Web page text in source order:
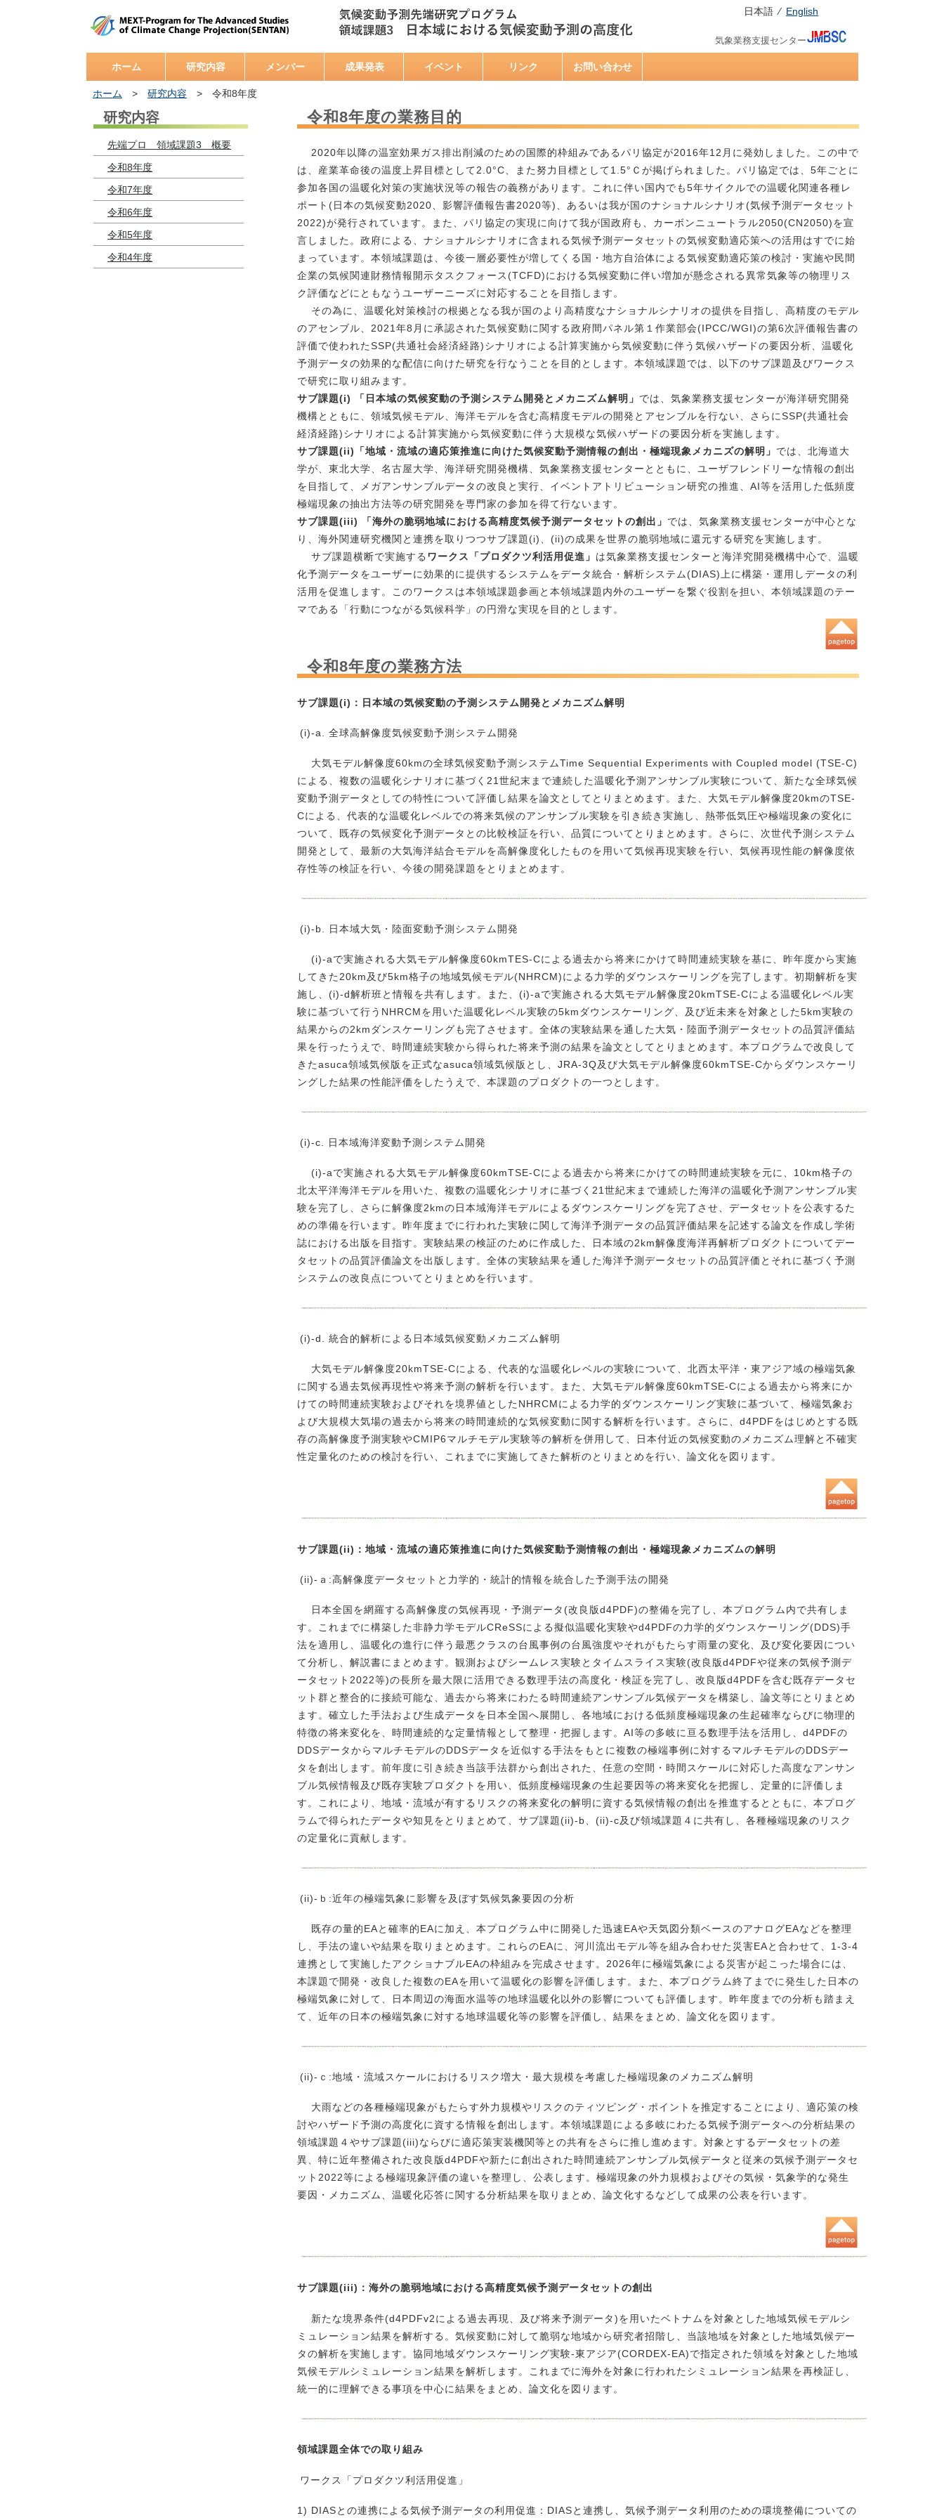
日本語 ⁄ English
気象業務支援センター
ホーム 研究内容 メンバー 成果発表 イベント リンク お問い合わせ
ホーム > 研究内容 > 令和8年度
令和8年度の業務目的
2020年以降の温室効果ガス排出削減のための国際的枠組みであるパリ協定が2016年12月に発効しました。この中で
は、産業革命後の温度上昇目標として2.0°C、また努力目標として1.5°Ｃが掲げられました。パリ協定では、5年ごとに
参加各国の温暖化対策の実施状況等の報告の義務があります。これに伴い国内でも5年サイクルでの温暖化関連各種レ
ポート(日本の気候変動2020、影響評価報告書2020等)、あるいは我が国のナショナルシナリオ(気候予測データセット
2022)が発行されています。また、パリ協定の実現に向けて我が国政府も、カーボンニュートラル2050(CN2050)を宣
言しました。政府による、ナショナルシナリオに含まれる気候予測データセットの気候変動適応策への活用はすでに始
まっています。本領域課題は、今後一層必要性が増してくる国・地方自治体による気候変動適応策の検討・実施や民間
企業の気候関連財務情報開示タスクフォース(TCFD)における気候変動に伴い増加が懸念される異常気象等の物理リス
ク評価などにともなうユーザーニーズに対応することを目指します。
その為に、温暖化対策検討の根拠となる我が国のより高精度なナショナルシナリオの提供を目指し、高精度のモデル
のアセンブル、2021年8月に承認された気候変動に関する政府間パネル第１作業部会(IPCC/WGI)の第6次評価報告書の
評価で使われたSSP(共通社会経済経路)シナリオによる計算実施から気候変動に伴う気候ハザードの要因分析、温暖化
予測データの効果的な配信に向けた研究を行なうことを目的とします。本領域課題では、以下のサブ課題及びワークス
で研究に取り組みます。
サブ課題(i) 「日本域の気候変動の予測システム開発とメカニズム解明」 では、気象業務支援センターが海洋研究開発
機構とともに、領域気候モデル、海洋モデルを含む高精度モデルの開発とアセンブルを行ない、さらにSSP(共通社会
経済経路)シナリオによる計算実施から気候変動に伴う大規模な気候ハザードの要因分析を実施します。
サブ課題(ii)「地域・流域の適応策推進に向けた気候変動予測情報の創出・極端現象メカニズの解明」 では、北海道大
学が、東北大学、名古屋大学、海洋研究開発機構、気象業務支援センターとともに、ユーザフレンドリーな情報の創出
を目指して、メガアンサンブルデータの改良と実行、イベントアトリビューション研究の推進、AI等を活用した低頻度
極端現象の抽出方法等の研究開発を専門家の参加を得て行ないます。
サブ課題(iii) 「海外の脆弱地域における高精度気候予測データセットの創出」 では、気象業務支援センターが中心とな
り、海外関連研究機関と連携を取りつつサブ課題(i)、(ii)の成果を世界の脆弱地域に還元する研究を実施します。
サブ課題横断で実施する ワークス「プロダクツ利活用促進」 は気象業務支援センターと海洋究開発機構中心で、温暖
化予測データをユーザーに効果的に提供するシステムをデータ統合・解析システム(DIAS)上に構築・運用しデータの利
活用を促進します。このワークスは本領域課題参画と本領域課題内外のユーザーを繋ぐ役割を担い、本領域課題のテー
マである「行動につながる気候科学」の円滑な実現を目的とします。
令和8年度の業務方法
サブ課題(i)：日本域の気候変動の予測システム開発とメカニズム解明
(i)-a. 全球高解像度気候変動予測システム開発
大気モデル解像度60kmの全球気候変動予測システムTime Sequential Experiments with Coupled model (TSE-C)
による、複数の温暖化シナリオに基づく21世紀末まで連続した温暖化予測アンサンブル実験について、新たな全球気候
変動予測データとしての特性について評価し結果を論文としてとりまとめます。また、大気モデル解像度20kmのTSE-
Cによる、代表的な温暖化レベルでの将来気候のアンサンブル実験を引き続き実施し、熱帯低気圧や極端現象の変化に
ついて、既存の気候変化予測データとの比較検証を行い、品質についてとりまとめます。さらに、次世代予測システム
開発として、最新の大気海洋結合モデルを高解像度化したものを用いて気候再現実験を行い、気候再現性能の解像度依
存性等の検証を行い、今後の開発課題をとりまとめます。
(i)-b. 日本域大気・陸面変動予測システム開発
(i)-aで実施される大気モデル解像度60kmTES-Cによる過去から将来にかけて時間連続実験を基に、昨年度から実施
してきた20km及び5km格子の地域気候モデル(NHRCM)による力学的ダウンスケーリングを完了します。初期解析を実
施し、(i)-d解析班と情報を共有します。また、(i)-aで実施される大気モデル解像度20kmTSE-Cによる温暖化レベル実
験に基づいて行うNHRCMを用いた温暖化レベル実験の5kmダウンスケーリング、及び近未来を対象とした5km実験の
結果からの2kmダンスケーリングも完了させます。全体の実験結果を通した大気・陸面予測データセットの品質評価結
果を行ったうえで、時間連続実験から得られた将来予測の結果を論文としてとりまとめます。本プログラムで改良して
きたasuca領域気候版を正式なasuca領域気候版とし、JRA-3Q及び大気モデル解像度60kmTSE-Cからダウンスケーリ
ングした結果の性能評価をしたうえで、本課題のプロダクトの一つとします。
(i)-c. 日本域海洋変動予測システム開発
(i)-aで実施される大気モデル解像度60kmTSE-Cによる過去から将来にかけての時間連続実験を元に、10km格子の
北太平洋海洋モデルを用いた、複数の温暖化シナリオに基づく21世紀末まで連続した海洋の温暖化予測アンサンブル実
験を完了し、さらに解像度2kmの日本域海洋モデルによるダウンスケーリングを完了させ、データセットを公表するた
めの準備を行います。昨年度までに行われた実験に関して海洋予測データの品質評価結果を記述する論文を作成し学術
誌における出版を目指す。実験結果の検証のために作成した、日本域の2km解像度海洋再解析プロダクトについてデー
タセットの品質評価論文を出版します。全体の実験結果を通した海洋予測データセットの品質評価とそれに基づく予測
システムの改良点についてとりまとめを行います。
(i)-d. 統合的解析による日本域気候変動メカニズム解明
大気モデル解像度20kmTSE-Cによる、代表的な温暖化レベルの実験について、北西太平洋・東アジア域の極端気象
に関する過去気候再現性や将来予測の解析を行います。また、大気モデル解像度60kmTSE-Cによる過去から将来にか
けての時間連続実験およびそれを境界値としたNHRCMによる力学的ダウンスケーリング実験に基づいて、極端気象お
よび大規模大気場の過去から将来の時間連続的な気候変動に関する解析を行います。さらに、d4PDFをはじめとする既
存の高解像度予測実験やCMIP6マルチモデル実験等の解析を併用して、日本付近の気候変動のメカニズム理解と不確実
性定量化のための検討を行い、これまでに実施してきた解析のとりまとめを行い、論文化を図ります。
サブ課題(ii)：地域・流域の適応策推進に向けた気候変動予測情報の創出・極端現象メカニズムの解明
(ii)-ａ:高解像度データセットと力学的・統計的情報を統合した予測手法の開発
日本全国を網羅する高解像度の気候再現・予測データ(改良版d4PDF)の整備を完了し、本プログラム内で共有しま
す。これまでに構築した非静力学モデルCReSSによる擬似温暖化実験やd4PDFの力学的ダウンスケーリング(DDS)手
法を適用し、温暖化の進行に伴う最悪クラスの台風事例の台風強度やそれがもたらす雨量の変化、及び変化要因につい
て分析し、解説書にまとめます。観測およびシームレス実験とタイムスライス実験(改良版d4PDFや従来の気候予測デ
ータセット2022等)の長所を最大限に活用できる数理手法の高度化・検証を完了し、改良版d4PDFを含む既存データセ
ット群と整合的に接続可能な、過去から将来にわたる時間連続アンサンブル気候データを構築し、論文等にとりまとめ
ます。確立した手法および生成データを日本全国へ展開し、各地域における低頻度極端現象の生起確率ならびに物理的
特徴の将来変化を、時間連続的な定量情報として整理・把握します。AI等の多岐に亘る数理手法を活用し、d4PDFの
DDSデータからマルチモデルのDDSデータを近似する手法をもとに複数の極端事例に対するマルチモデルのDDSデー
タを創出します。前年度に引き続き当該手法群から創出された、任意の空間・時間スケールに対応した高度なアンサン
ブル気候情報及び既存実験プロダクトを用い、低頻度極端現象の生起要因等の将来変化を把握し、定量的に評価しま
す。これにより、地域・流域が有するリスクの将来変化の解明に資する気候情報の創出を推進するとともに、本プログ
ラムで得られたデータや知見をとりまとめて、サブ課題(ii)-b、(ii)-c及び領域課題４に共有し、各種極端現象のリスク
の定量化に貢献します。
(ii)-ｂ:近年の極端気象に影響を及ぼす気候気象要因の分析
既存の量的EAと確率的EAに加え、本プログラム中に開発した迅速EAや天気図分類ベースのアナログEAなどを整理
し、手法の違いや結果を取りまとめます。これらのEAに、河川流出モデル等を組み合わせた災害EAと合わせて、1-3-4
連携として実施したアクショナブルEAの枠組みを完成させます。2026年に極端気象による災害が起こった場合には、
本課題で開発・改良した複数のEAを用いて温暖化の影響を評価します。また、本プログラム終了までに発生した日本の
極端気象に対して、日本周辺の海面水温等の地球温暖化以外の影響についても評価します。昨年度までの分析も踏まえ
て、近年の日本の極端気象に対する地球温暖化等の影響を評価し、結果をまとめ、論文化を図ります。
(ii)-ｃ:地域・流域スケールにおけるリスク増大・最大規模を考慮した極端現象のメカニズム解明
大雨などの各種極端現象がもたらす外力規模やリスクのティツピング・ポイントを推定することにより、適応策の検
討やハザード予測の高度化に資する情報を創出します。本領域課題による多岐にわたる気候予測データへの分析結果の
領域課題４やサブ課題(iii)ならびに適応策実装機関等との共有をさらに推し進めます。対象とするデータセットの差
異、特に近年整備された改良版d4PDFや新たに創出された時間連続アンサンブル気候データと従来の気候予測データセ
ット2022等による極端現象評価の違いを整理し、公表します。極端現象の外力規模およびその気候・気象学的な発生
要因・メカニズム、温暖化応答に関する分析結果を取りまとめ、論文化するなどして成果の公表を行います。
サブ課題(iii)：海外の脆弱地域における高精度気候予測データセットの創出
新たな境界条件(d4PDFv2による過去再現、及び将来予測データ)を用いたベトナムを対象とした地域気候モデルシ
ミュレーション結果を解析する。気候変動に対して脆弱な地域から研究者招階し、当該地域を対象とした地域気候デー
タの解析を実施します。協同地域ダウンスケーリング実験‐東アジア(CORDEX-EA)で指定された領域を対象とした地域
気候モデルシミュレーション結果を解析します。これまでに海外を対象に行われたシミュレーション結果を再検証し、
統一的に理解できる事項を中心に結果をまとめ、論文化を図ります。
領域課題全体での取り組み
ワークス「プロダクツ利活用促進」
1) DIASとの連携による気候予測データの利用促進：DIASと連携し、気候予測データ利用のための環境整備についての
研究内容
先端プロ 領域課題3 概要
令和8年度
令和7年度
令和6年度
令和5年度
令和4年度